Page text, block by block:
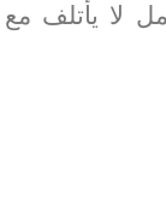
لا يأتلف